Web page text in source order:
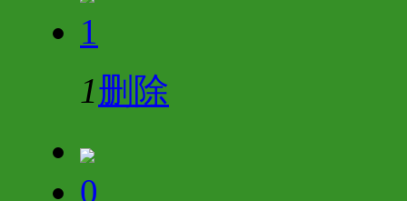
1
1删除
0